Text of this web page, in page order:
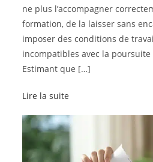
ne plus l’accompagner
formation, de la laisser sans
imposer des conditions de
incompatibles avec la
Estimant que […]
Lire la suite